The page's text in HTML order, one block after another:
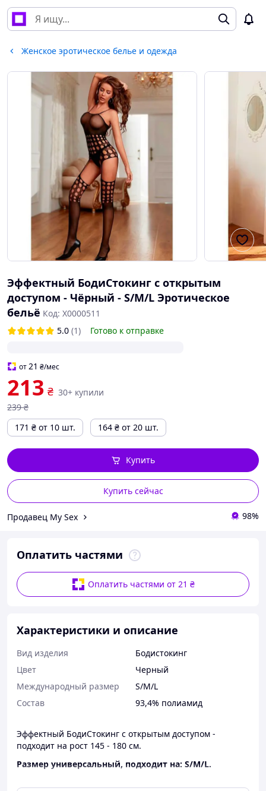
Женское эротическое белье и одежда
Эффектный БодиСтокинг с открытым
доступом - Чёрный - S/M/L Эротическое
бельё Код: X0000511
5.0 (1) Готово к отправке
от21 ₴/мес
213 ₴ 30+ купили
239 ₴
171 ₴ от 10 шт. 164 ₴ от 20 шт.
Купить сейчас
Купить
Продавец My Sex 98%
Оплатить частями
Оплатить частями от 21 ₴
Характеристики и описание
Вид изделия
Бодистокинг
Цвет
Черный
Международный размер
S/M/L
Состав
93,4% полиамид
Эффектный БодиСтокинг с открытым доступом -
подходит на рост 145 - 180 см.
Размер универсальный, подходит на: S/M/L.